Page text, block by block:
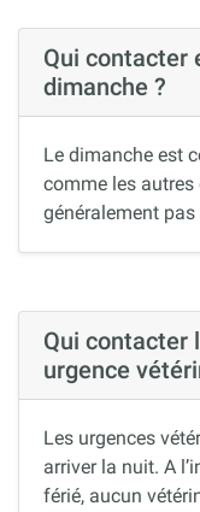
Qui contacter
dimanche ?
Le dimanche est
comme les
généralement pas
Qui contacter
urgence
Les urgences
arriver la nuit. A
férié, aucun